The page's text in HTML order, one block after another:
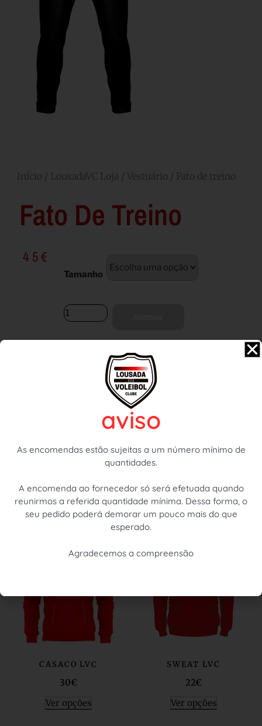
Início / LousadaVC Loja / Vestuário / Fato de treino
Fato De Treino
45€
Tamanho
Produtos Relacionados
CASACO LVC
30€
Ver opções
SWEAT LVC
22€
Ver opções
Informação adicional
Excelente para depois do treino, para manter a
temperatura corporal.
Composição: 100% algodão.
aviso
As encomendas estão sujeitas a um número mínimo de
quantidades.
A encomenda ao fornecedor só será efetuada quando
reunirmos a referida quantidade mínima. Dessa forma, o
seu pedido poderá demorar um pouco mais do que
esperado.
Agradecemos a compreensão